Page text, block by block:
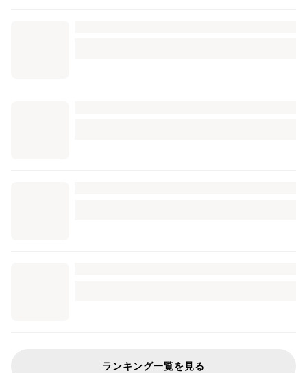
ランキング一覧を見る